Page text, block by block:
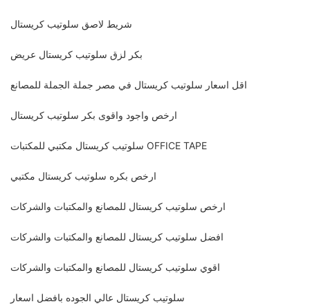
شريط لاصق سلوتيب كريستال
بكر لزق سلوتيب كريستال عريض
اقل اسعار سلوتيب كريستال في مصر جملة الجملة للمصانع
ارخص واجود واقوى بكر سلوتيب كريستال
سلوتيب كريستال مكتبي للمكتبات OFFICE TAPE
ارخص بكره سلوتيب كريستال مكتبي
ارخص سلوتيب كريستال للمصانع والمكتبات والشركات
افضل سلوتيب كريستال للمصانع والمكتبات والشركات
اقوي سلوتيب كريستال للمصانع والمكتبات والشركات
سلوتيب كريستال عالي الجوده بافضل اسعار